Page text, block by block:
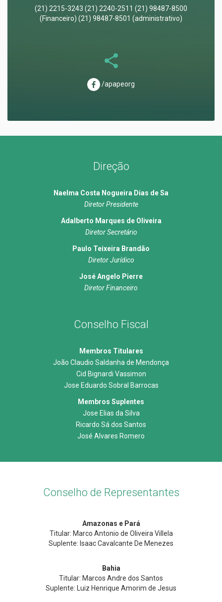
(21) 2215-3243 (21) 2240-2511 (21) 98487-8500
(Financeiro) (21) 98487-8501 (administrativo)
/apapeorg
Direção
Naelma Costa Nogueira Dias de Sa
Diretor Presidente
Adalberto Marques de Oliveira
Diretor Secretário
Paulo Teixeira Brandão
Diretor Jurídico
José Angelo Pierre
Diretor Financeiro
Conselho Fiscal
Membros Titulares
João Claudio Saldanha de Mendonça
Cid Bignardi Vassimon
Jose Eduardo Sobral Barrocas
Membros Suplentes
Jose Elias da Silva
Ricardo Sá dos Santos
José Alvares Romero
Conselho de Representantes
Amazonas e Pará
Titular: Marco Antonio de Oliveira Villela
Suplente: Isaac Cavalcante De Menezes
Bahia
Titular: Marcos Andre dos Santos
Suplente: Luiz Henrique Amorim de Jesus